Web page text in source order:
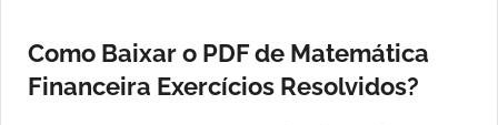
Como Baixar o PDF de Matemática
Financeira Exercícios Resolvidos?